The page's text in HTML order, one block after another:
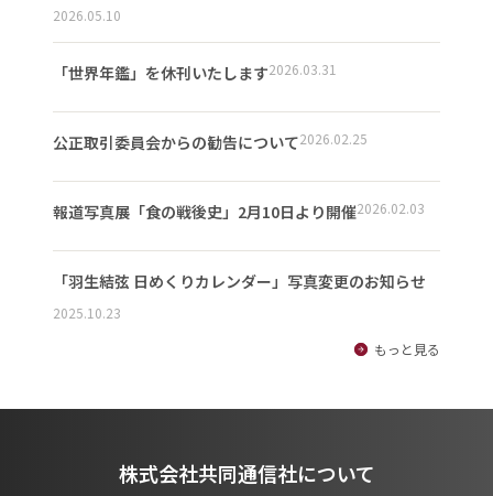
2026.05.10
「世界年鑑」を休刊いたします2026.03.31
公正取引委員会からの勧告について2026.02.25
報道写真展「食の戦後史」2月10日より開催2026.02.03
「羽生結弦 日めくりカレンダー」写真変更のお知らせ
2025.10.23
もっと見る
株式会社共同通信社について